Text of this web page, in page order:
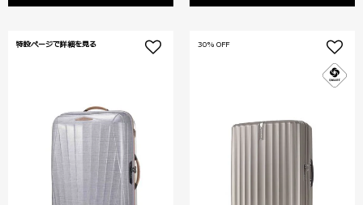
特設ページで詳細を見る 30% OFF